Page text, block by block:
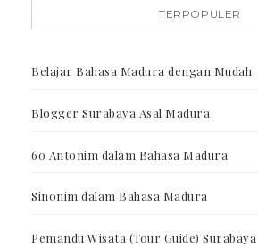
TERPOPULER
Belajar Bahasa Madura dengan Mudah
Blogger Surabaya Asal Madura
60 Antonim dalam Bahasa Madura
Sinonim dalam Bahasa Madura
Pemandu Wisata (Tour Guide) Surabaya